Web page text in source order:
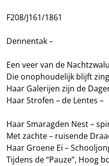
F208/J161/1861
Dennentak –
Een veer van de
Die onophoudelijk blijft
Haar Galerijen zijn de
Haar Strofen – de Lentes –
Haar Smaragden Nest –
Met zachte – ruisende
Haar Groene Ei –
Tijdens de “Pauze”, Hoog